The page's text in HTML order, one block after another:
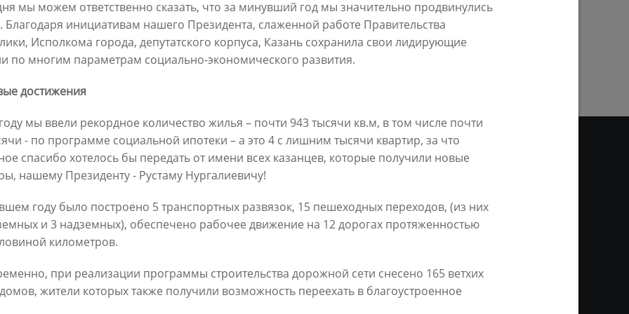
ПРЕДЫДУЩАЯ СТРАНИЦА
мы можем ответственно сказать, что за минувший год мы значительно продвинулись
Благодаря инициативам нашего Президента, слаженной работе Правительства
Исполкома города, депутатского корпуса, Казань сохранила свои лидирующие
по многим параметрам социально-экономического развития.
достижения
мы ввели рекордное количество жилья – почти 943 тысячи кв.м, в том числе почти
- по программе социальной ипотеки – а это 4 с лишним тысячи квартир, за что
спасибо хотелось бы передать от имени всех казанцев, которые получили новые
нашему Президенту - Рустаму Нургалиевичу!
году было построено 5 транспортных развязок, 15 пешеходных переходов, (из них
и 3 надземных), обеспечено рабочее движение на 12 дорогах протяженностью
километров.
при реализации программы строительства дорожной сети снесено 165 ветхих
жители которых также получили возможность переехать в благоустроенное
Официальный сайт Мэра Казани
ЛИЦА НОВОСТИ БИОГРАФИЯ ФОТО
наполнение и сопровождение сайта Мэра Казани является информационное агентство «Город
сайта Мэра Казани могут быть воспроизведены в любых средствах массовой информации, на серверах
иных носителях без каких-либо ограничений по объему и срокам публикации. Условием перепечатки и
на перепечатку со стороны информационного агентства «Город Казань KZN.RU» и пресс-службы
Мэрии Казани не требуется.